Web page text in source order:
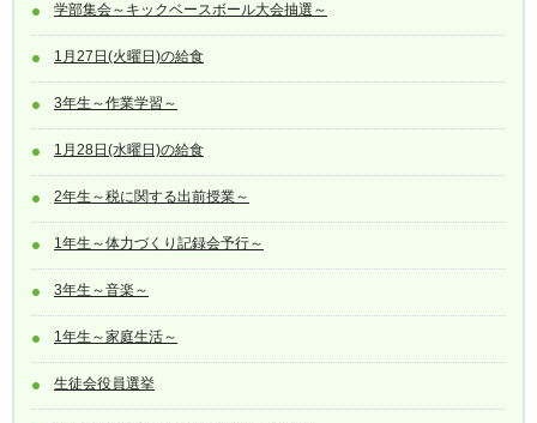
学部集会～キックベースボール大会抽選～
1月27日(火曜日)の給食
3年生～作業学習～
1月28日(水曜日)の給食
2年生～税に関する出前授業～
1年生～体力づくり記録会予行～
3年生～音楽～
1年生～家庭生活～
生徒会役員選挙